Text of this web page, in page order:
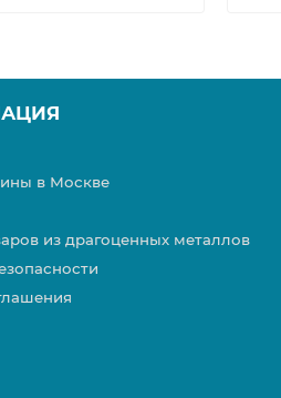
в Москве
из драгоценных металлов